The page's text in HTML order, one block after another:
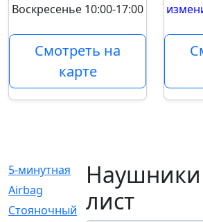
Воскресенье 10:00-17:00
Смотреть на
карте
5-минутная
[1]
Airbag
Cтояночный
Наушники
лист